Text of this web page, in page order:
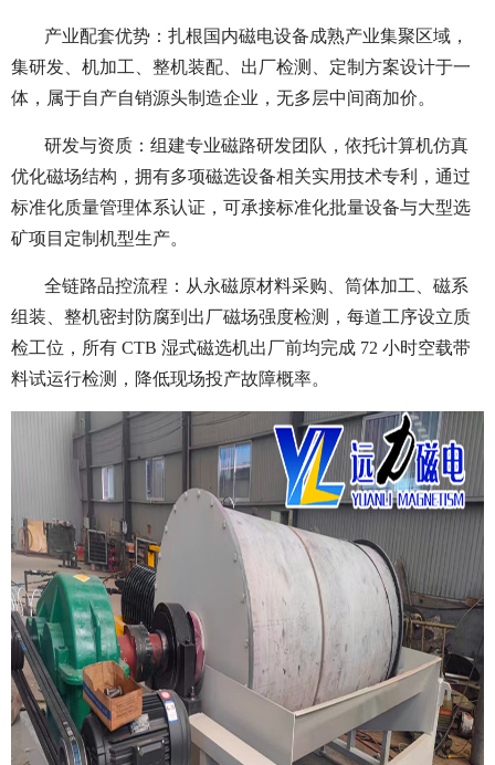
产业配套优势：扎根国内磁电设备成熟产业集聚区域，
集研发、机加工、整机装配、出厂检测、定制方案设计于一
体，属于自产自销源头制造企业，无多层中间商加价。
研发与资质：组建专业磁路研发团队，依托计算机仿真
优化磁场结构，拥有多项磁选设备相关实用技术专利，通过
标准化质量管理体系认证，可承接标准化批量设备与大型选
矿项目定制机型生产。
全链路品控流程：从永磁原材料采购、筒体加工、磁系
组装、整机密封防腐到出厂磁场强度检测，每道工序设立质
检工位，所有 CTB 湿式磁选机出厂前均完成 72 小时空载带
料试运行检测，降低现场投产故障概率。